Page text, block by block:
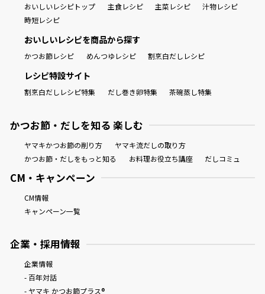
おいしいレシピトップ 主食レシピ 主菜レシピ
汁物レシピ
時短レシピ
おいしいレシピを商品から探す
かつお節レシピ めんつゆレシピ 割烹白だしレシピ
レシピ特設サイト
割烹白だしレシピ特集 だし巻き卵特集 茶碗蒸し特集
かつお節・だしを知る 楽しむ
ヤマキかつお節の削り方
ヤマキ流だしの取り方
かつお節・だしをもっと知る
お料理お役立ち講座 だしコミュ
CM・キャンペーン
CM情報
キャンペーン一覧
企業・採用情報
企業情報
- 百年対話
- ヤマキ かつお節プラス®